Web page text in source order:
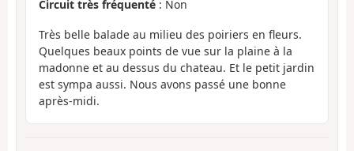
Circuit très fréquenté : Non
Très belle balade au milieu des poiriers en fleurs.
Quelques beaux points de vue sur la plaine à la
madonne et au dessus du chateau. Et le petit jardin
est sympa aussi. Nous avons passé une bonne
après-midi.